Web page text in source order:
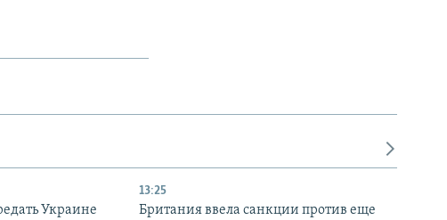
Украине
13:25
Британия ввела санкции против еще